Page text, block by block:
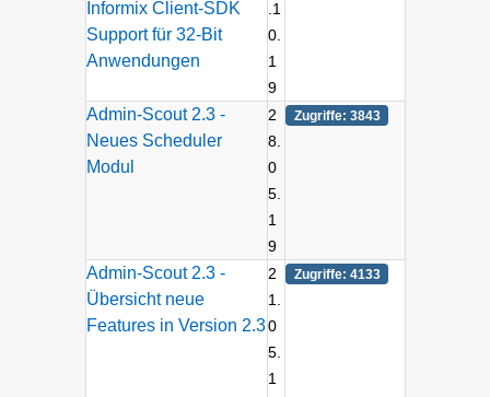
Informix Client-SDK
Support für 32-Bit
Anwendungen
.1
0.
1
9
Admin-Scout 2.3 -
Neues Scheduler
Modul
2
8.
0
5.
1
9
Zugriffe: 3843
Admin-Scout 2.3 -
Übersicht neue
Features in Version 2.3
2
1.
0
5.
1
Zugriffe: 4133